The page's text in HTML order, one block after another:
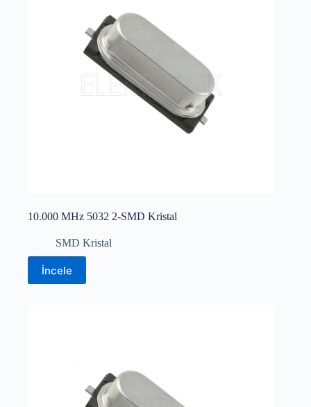
10.000 MHz 5032 2-SMD Kristal
SMD Kristal
İncele